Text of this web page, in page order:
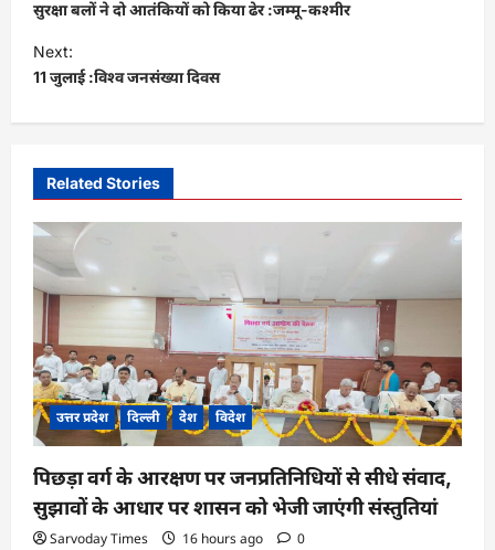
s
t
v
g
a
t
i
o
n
सुरक्षा बलों ने दो आतंकियों को किया ढेर :जम्मू-कश्मीर
Next:
11 जुलाई :विश्व जनसंख्या दिवस
Related Stories
उत्तर प्रदेश दिल्ली देश विदेश
पिछड़ा वर्ग के आरक्षण पर जनप्रतिनिधियों से सीधे संवाद,
सुझावों के आधार पर शासन को भेजी जाएंगी संस्तुतियां
Sarvoday Times 16 hours ago 0